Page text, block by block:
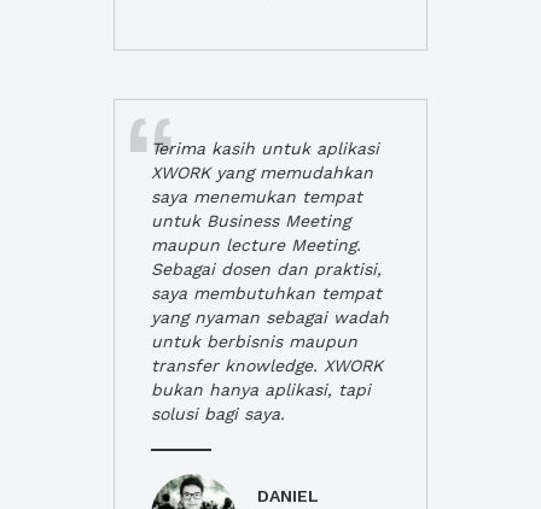
Terima kasih untuk aplikasi
XWORK yang memudahkan
saya menemukan tempat
untuk Business Meeting
maupun lecture Meeting.
Sebagai dosen dan praktisi,
saya membutuhkan tempat
yang nyaman sebagai wadah
untuk berbisnis maupun
transfer knowledge. XWORK
bukan hanya aplikasi, tapi
solusi bagi saya.
DANIEL